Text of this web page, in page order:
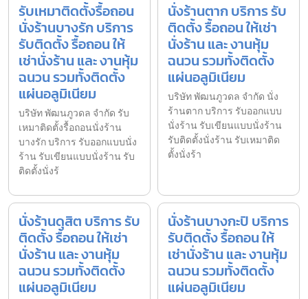
รับเหมาติดตั้งรื้อถอน
นั่งร้านบางรัก บริการ
รับติดตั้ง รื้อถอน ให้
เช่านั่งร้าน และ งานหุ้ม
ฉนวน รวมทั้งติดตั้ง
แผ่นอลูมิเนียม
บริษัท พัฒนภูวดล จำกัด รับ
เหมาติดตั้งรื้อถอนนั่งร้าน
บางรัก บริการ รับออกแบบนั่ง
ร้าน รับเขียนแบบนั่งร้าน รับ
ติดตั้งนั่งร้
นั่งร้านตาก บริการ รับ
ติดตั้ง รื้อถอน ให้เช่า
นั่งร้าน และ งานหุ้ม
ฉนวน รวมทั้งติดตั้ง
แผ่นอลูมิเนียม
บริษัท พัฒนภูวดล จำกัด นั่ง
ร้านตาก บริการ รับออกแบบ
นั่งร้าน รับเขียนแบบนั่งร้าน
รับติดตั้งนั่งร้าน รับเหมาติด
ตั้งนั่งร้า
นั่งร้านดุสิต บริการ รับ
ติดตั้ง รื้อถอน ให้เช่า
นั่งร้าน และ งานหุ้ม
ฉนวน รวมทั้งติดตั้ง
แผ่นอลูมิเนียม
นั่งร้านบางกะปิ บริการ
รับติดตั้ง รื้อถอน ให้
เช่านั่งร้าน และ งานหุ้ม
ฉนวน รวมทั้งติดตั้ง
แผ่นอลูมิเนียม